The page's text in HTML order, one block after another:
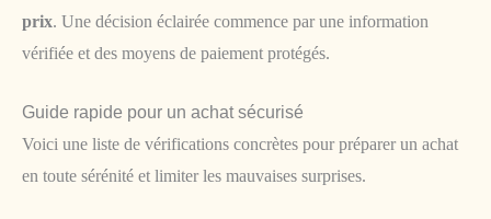
prix. Une décision éclairée commence par une information
vérifiée et des moyens de paiement protégés.
Guide rapide pour un achat sécurisé
Voici une liste de vérifications concrètes pour préparer un achat
en toute sérénité et limiter les mauvaises surprises.